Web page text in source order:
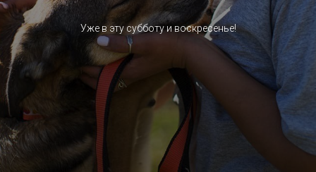
Уже в эту субботу и воскресенье!